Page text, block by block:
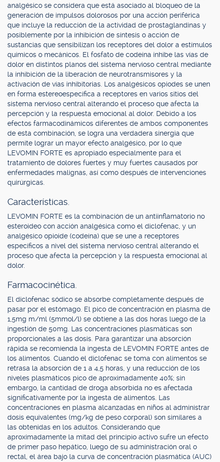
analgésico se considera que está asociado al bloqueo de la
generación de impulsos dolorosos por una acción periférica
que incluye la reducción de la actividad de prostaglandinas y
posiblemente por la inhibición de síntesis o acción de
sustancias que sensibilizan los receptores del dolor a estímulos
químicos o mecánicos. El fosfato de codeína inhibe las vías de
dolor en distintos planos del sistema nervioso central mediante
la inhibición de la liberación de neurotransmisores y la
activación de vías inhibitorias. Los analgésicos opiodes se unen
en forma estereoespecífica a receptores en varios sitios del
sistema nervioso central alterando el proceso que afecta la
percepción y la respuesta emocional al dolor. Debido a los
efectos farmacodinámicos diferentes de ambos componentes
de esta combinación, se logra una verdadera sinergia que
permite lograr un mayor efecto analgésico, por lo que
LEVOMIN FORTE es apropiado especialmente para el
tratamiento de dolores fuertes y muy fuertes causados por
enfermedades malignas, así como después de intervenciones
quirúrgicas.
Características.
LEVOMIN FORTE es la combinación de un antiinflamatorio no
esteroideo con acción analgésica como el diclofenac, y un
analgésico opioide (codeína) que se une a receptores
específicos a nivel del sistema nervioso central alterando el
proceso que afecta la percepción y la respuesta emocional al
dolor.
Farmacocinética.
El diclofenac sódico se absorbe completamente después de
pasar por el estómago. El pico de concentración en plasma de
1,5mg m/ml (5mmol/l) se obtiene a las dos horas luego de la
ingestión de 50mg. Las concentraciones plasmáticas son
proporcionales a las dosis. Para garantizar una absorción
rápida se recomienda la ingesta de LEVOMIN FORTE antes de
los alimentos. Cuando el diclofenac se toma con alimentos se
retrasa la absorción de 1 a 4,5 horas, y una reducción de los
niveles plasmáticos pico de aproximadamente 40%; sin
embargo, la cantidad de droga absorbida no es afectada
significativamente por la ingesta de alimentos. Las
concentraciones en plasma alcanzadas en niños al administrar
dosis equivalentes (mg/kg de peso corporal) son similares a
las obtenidas en los adultos. Considerando que
aproximadamente la mitad del principio activo sufre un efecto
de primer paso hepático, luego de su administración oral o
rectal, el área bajo la curva de concentración plasmática (AUC)